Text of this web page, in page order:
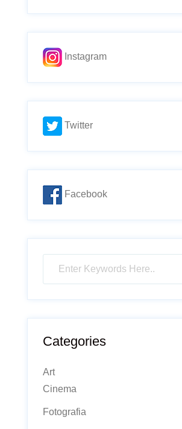
Instagram
Twitter
Facebook
Categories
Art
Cinema
Fotografia